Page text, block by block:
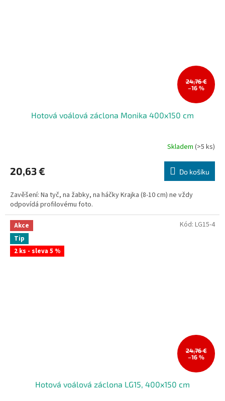
24,76 €
–16 %
Hotová voálová záclona Monika 400x150 cm
produktu
je
z
5
hvězdiček.
Skladem(>5 ks)
20,63 € Do košíku
Zavěšení: Na tyč, na žabky, na háčky Krajka (8-10 cm) ne vždy
odpovídá profilovému foto.
Akce
Tip
2 ks - sleva 5 %
24,76 €
–16 %
Hotová voálová záclona LG15, 400x150 cm
Kód: LG15-4